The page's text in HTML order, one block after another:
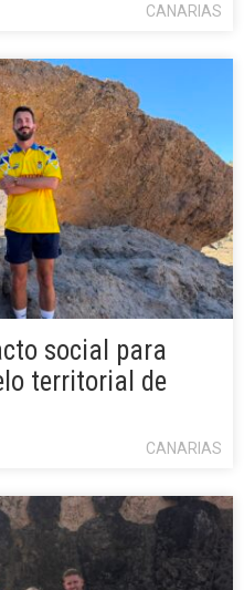
CANARIAS
social para
territorial de
CANARIAS